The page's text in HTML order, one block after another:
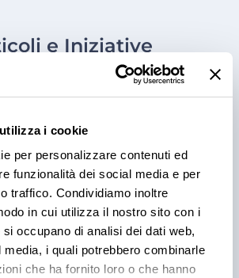
i cookie
per personalizzare contenuti ed
funzionalità dei social media e per
traffico. Condividiamo inoltre
in cui utilizza il nostro sito con i
occupano di analisi dei dati web,
media, i quali potrebbero combinarle
che ha fornito loro o che hanno
e Iniziative